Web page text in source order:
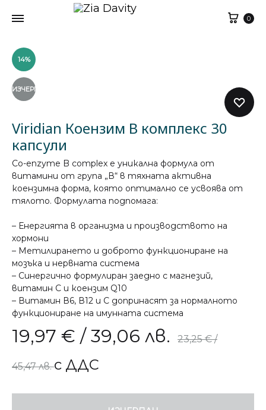
0
14%
ИЗЧЕРПАН
Viridian Коензим В комплекс 30
капсули
Co-enzyme B complex е уникална формула от
витамини от група „В“ в тяхната активна
коензимна форма, която оптимално се усвоява от
тялото. Формулата подпомага:
– Енергията в организма и производството на
хормони
– Метилирането и доброто функциониране на
мозъка и нервната система
– Синергично формулиран заедно с магнезий,
витамин С и коензим Q10
– Витамин В6, В12 и С допринасят за нормалното
функциониране на имунната система
19,97 € / 39,06 лв. 23,25€/
45,47 лв.с ДДС